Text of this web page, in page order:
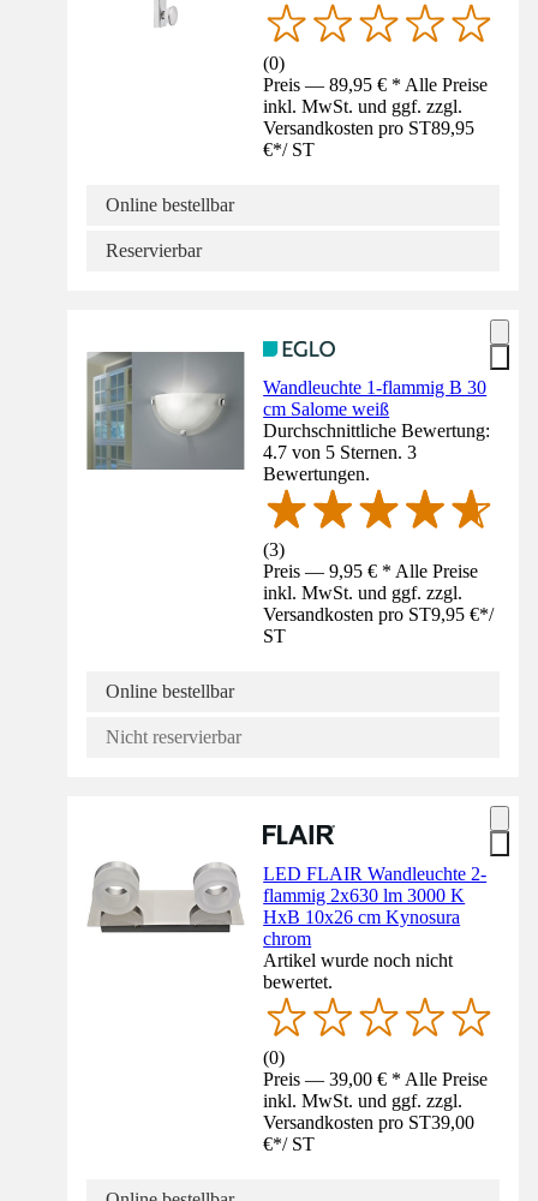
(0)
Preis — 89,95 € * Alle Preise
inkl. MwSt. und ggf. zzgl.
Versandkosten pro ST89,95
€*/ ST
Online bestellbar
Reservierbar
Wandleuchte 1-flammig B 30
cm Salome weiß
Durchschnittliche Bewertung:
4.7 von 5 Sternen. 3
Bewertungen.
(3)
Preis — 9,95 € * Alle Preise
inkl. MwSt. und ggf. zzgl.
Versandkosten pro ST9,95 €*/
ST
Online bestellbar
Nicht reservierbar
LED FLAIR Wandleuchte 2-
flammig 2x630 lm 3000 K
HxB 10x26 cm Kynosura
chrom
Artikel wurde noch nicht
bewertet.
(0)
Preis — 39,00 € * Alle Preise
inkl. MwSt. und ggf. zzgl.
Versandkosten pro ST39,00
€*/ ST